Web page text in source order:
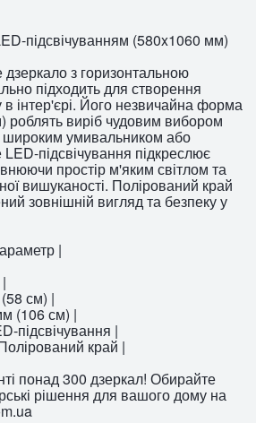
підсвічуванням (580x1060 мм)
дзеркало з горизонтальною
підходить для створення
в інтер'єрі. Його незвичайна форма
роблять виріб чудовим вибором
умивальником або
підсвічування підкреслює
простір м'яким світлом та
вишуканості. Полірований край
зовнішній вигляд та безпеку у
|
см) |
(106 см) |
підсвічування |
край |
понад 300 дзеркал! Обирайте
рішення для вашого дому на